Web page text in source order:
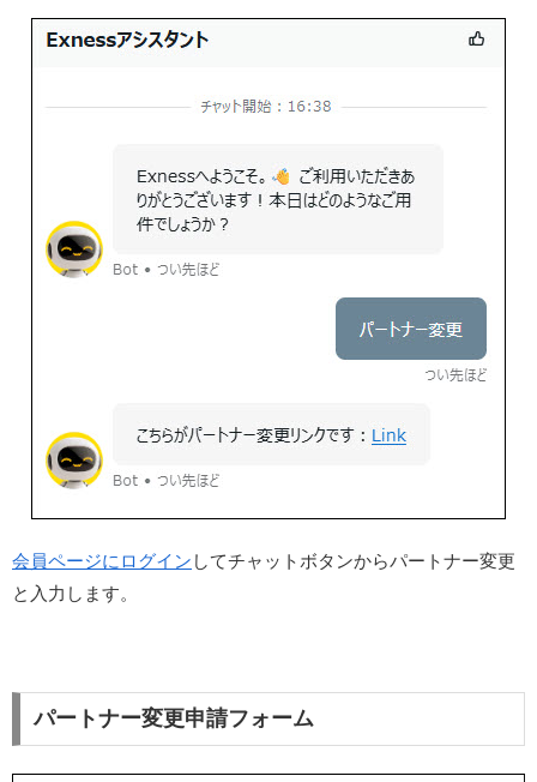
会員ページにログイン してチャットボタンからパートナー変更
と入力します。
パートナー変更申請フォーム